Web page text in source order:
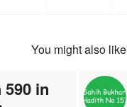
You might also like
in